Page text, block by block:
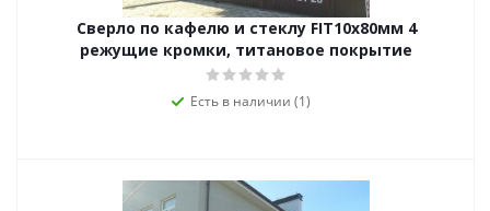
Сверло по кафелю и стеклу FIT10х80мм 4
режущие кромки, титановое покрытие
Есть в наличии (1)